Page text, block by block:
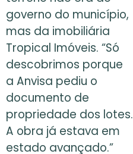
governo do município,
mas da imobiliária
Tropical Imóveis. “Só
descobrimos porque
a Anvisa pediu o
documento de
propriedade dos lotes.
A obra já estava em
estado avançado.”